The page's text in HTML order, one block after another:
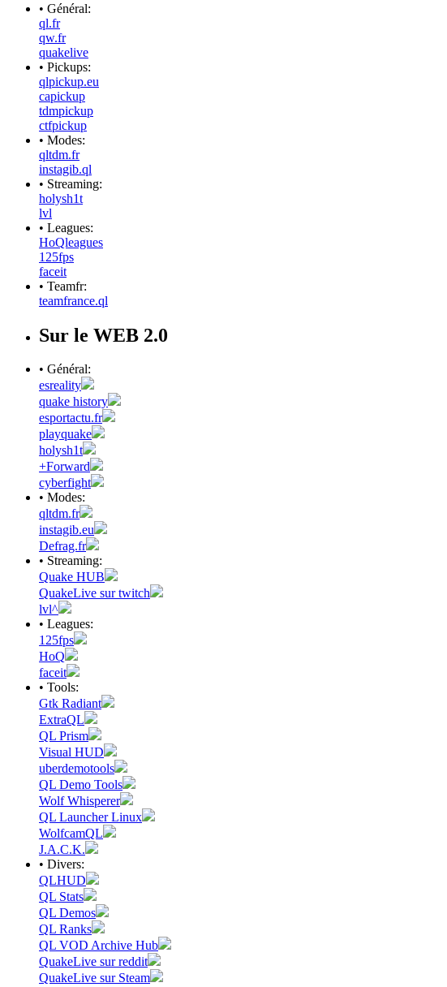
• Général:
ql.fr
qw.fr
quakelive
• Pickups:
qlpickup.eu
capickup
tdmpickup
ctfpickup
• Modes:
qltdm.fr
instagib.ql
• Streaming:
holysh1t
lvl
• Leagues:
HoQleagues
125fps
faceit
• Teamfr:
teamfrance.ql
Sur le WEB 2.0
• Général:
esreality
quake history
esportactu.fr
playquake
holysh1t
+Forward
cyberfight
• Modes:
qltdm.fr
instagib.eu
Defrag.fr
• Streaming:
Quake HUB
QuakeLive sur twitch
lvl^
• Leagues:
125fps
HoQ
faceit
• Tools:
Gtk Radiant
ExtraQL
QL Prism
Visual HUD
uberdemotools
QL Demo Tools
Wolf Whisperer
QL Launcher Linux
WolfcamQL
J.A.C.K.
• Divers:
QLHUD
QL Stats
QL Demos
QL Ranks
QL VOD Archive Hub
QuakeLive sur reddit
QuakeLive sur Steam